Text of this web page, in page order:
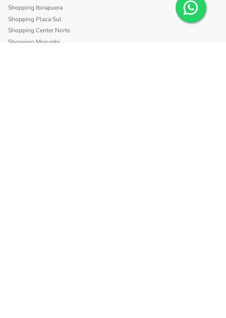
Shopping Ibirapuera
Shopping Plaza Sul
Shopping Center Norte
Shopping Morumbi